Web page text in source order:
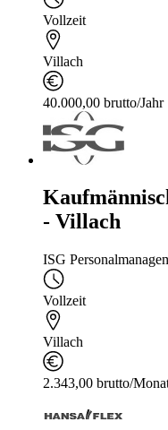
Vollzeit
Villach
40.000,00 brutto/Jahr
- Villach
ISG
Vollzeit
Villach
2.343,00 brutto/